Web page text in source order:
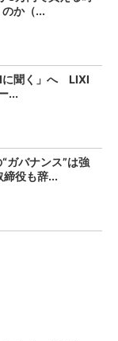
か（...
に聞く」へ LIXI
...
ガバナンス”は強
締役も辞...